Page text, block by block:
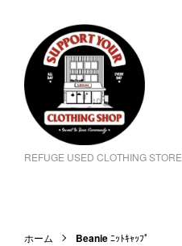
REFUGE USED CLOTHING STORE
ホーム Beanieﾆｯﾄｷｬｯﾌﾟ